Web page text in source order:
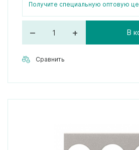
Получите специальную оптовую
– + В
Сравнить